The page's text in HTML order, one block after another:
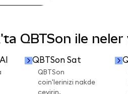
QBTSon ile neler
QBTSon Sat
QBTSon
coin'lerinizi nakde